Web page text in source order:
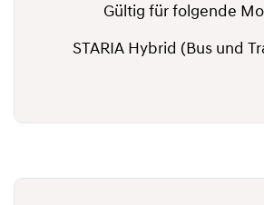
Gültig für folgende
STARIA Hybrid (Bus und